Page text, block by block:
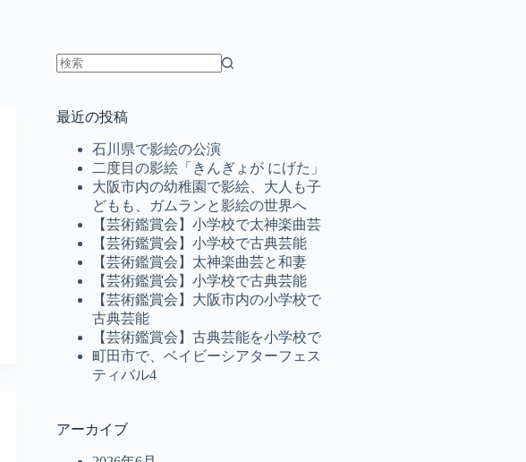
な
最近の投稿
石川県で影絵の公演
二度目の影絵「きんぎょが にげた」
大阪市内の幼稚園で影絵、大人も子
どもも、ガムランと影絵の世界へ
【芸術鑑賞会】小学校で太神楽曲芸
【芸術鑑賞会】小学校で古典芸能
【芸術鑑賞会】太神楽曲芸と和妻
【芸術鑑賞会】小学校で古典芸能
【芸術鑑賞会】大阪市内の小学校で
古典芸能
【芸術鑑賞会】古典芸能を小学校で
町田市で、ベイビーシアターフェス
ティバル4
アーカイブ